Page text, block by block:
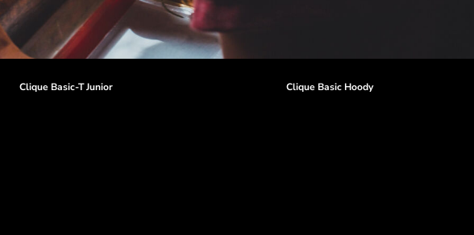
Clique Basic-T Junior Clique Basic Hoody